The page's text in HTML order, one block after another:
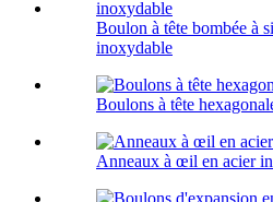
Boulon à tête bombée à
inoxydable
Boulons à tête
Anneaux à œil en acier